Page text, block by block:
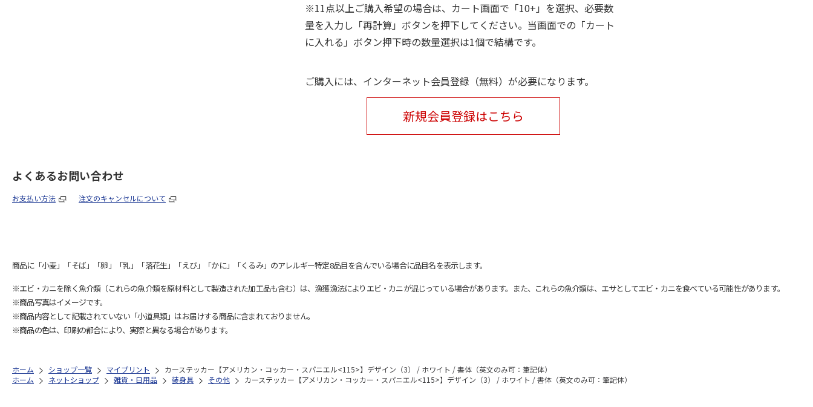
※11点以上ご購入希望の場合は、カート画面で「10+」を選択、必要数
量を入力し「再計算」ボタンを押下してください。当画面での「カート
に入れる」ボタン押下時の数量選択は1個で結構です。
ご購入には、インターネット会員登録（無料）が必要になります。
新規会員登録はこちら
よくあるお問い合わせ
お支払い方法 注文のキャンセルについて
商品に「小麦」「そば」「卵」「乳」「落花生」「えび」「かに」「くるみ」のアレルギー特定8品目を含んでいる場合に品目名を表示します。
※エビ・カニを除く魚介類（これらの魚介類を原材料として製造された加工品も含む）は、漁獲漁法によりエビ・カニが混じっている場合があります。また、これらの魚介類は、エサとしてエビ・カニを食べている可能性があります。
※商品写真はイメージです。
※商品内容として記載されていない「小道具類」はお届けする商品に含まれておりません。
※商品の色は、印刷の都合により、実際と異なる場合があります。
ホーム ショップ一覧 マイプリント
カーステッカー【アメリカン・コッカー・スパニエル<115>】デザイン（3） / ホワイト / 書体（英文のみ可：筆記体）
ホーム
ネットショップ 雑貨・日用品 装身具 その他 カーステッカー【アメリカン・コッカー・スパニエル<115>】デザイン（3） / ホワイト / 書体（英文のみ可：筆記体）